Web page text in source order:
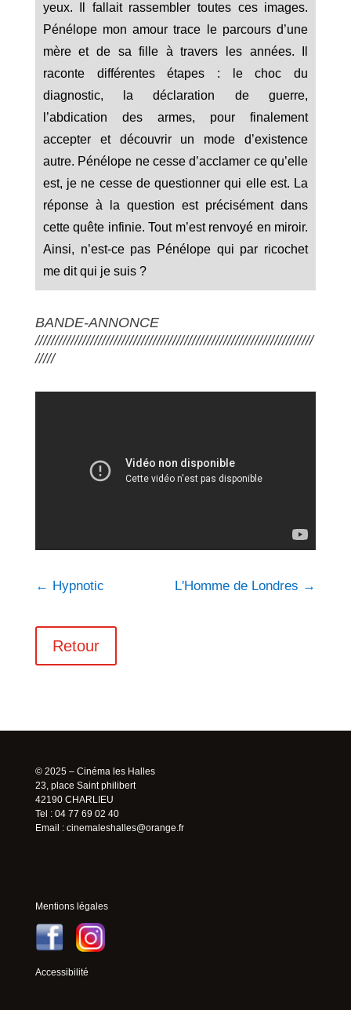
yeux. Il fallait rassembler toutes ces images.
Pénélope mon amour trace le parcours d’une
mère et de sa fille à travers les années. Il
raconte différentes étapes : le choc du
diagnostic, la déclaration de guerre,
l’abdication des armes, pour finalement
accepter et découvrir un mode d’existence
autre. Pénélope ne cesse d’acclamer ce qu’elle
est, je ne cesse de questionner qui elle est. La
réponse à la question est précisément dans
cette quête infinie. Tout m’est renvoyé en miroir.
Ainsi, n’est-ce pas Pénélope qui par ricochet
me dit qui je suis ?
BANDE-ANNONCE
///////////////////////////////////////////////////////////////////////
/////
← Hypnotic L'Homme de Londres →
Retour
© 2025 – Cinéma les Halles
23, place Saint philibert
42190 CHARLIEU
Tel : 04 77 69 02 40
Email : cinemaleshalles@orange.fr
Mentions légales
Accessibilité